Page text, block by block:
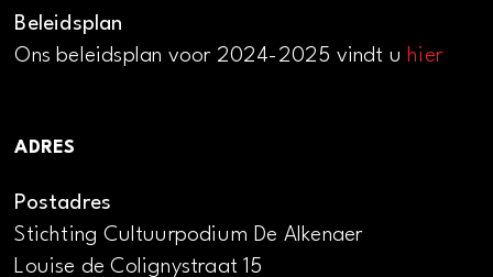
Beleidsplan
Ons beleidsplan voor 2024-2025 vindt uhier
ADRES
Postadres
Stichting Cultuurpodium De Alkenaer
Louise de Colignystraat 15